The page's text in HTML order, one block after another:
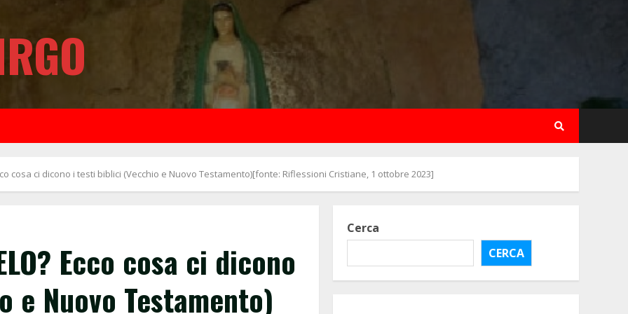
cosa ci dicono i testi biblici (Vecchio e Nuovo Testamento)[fonte: Riflessioni Cristiane, 1 ottobre 2023]
Ecco cosa ci dicono
Nuovo Testamento)
Cerca
CERCA